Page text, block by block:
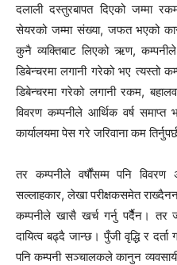
दलाली दस्तुरबापत दिएको जम्मा
सेयरको जम्मा संख्या, जफत भएको
कुनै व्यक्तिबाट लिएको ऋण,
डिबेन्चरमा लगानी गरेको भए त्यस्तो
डिबेन्चरमा गरेको लगानी रकम,
विवरण कम्पनीले आर्थिक वर्ष समाप्त
कार्यालयमा पेस गरे जरिवाना कम
तर कम्पनीले वर्षौंसम्म पनि विवरण
सल्लाहकार, लेखा परीक्षकसमेत
कम्पनीले खासै खर्च गर्नु पर्दैैन।
दायित्व बढ्दै जान्छ। पुँजी वृद्धि र
पनि कम्पनी सञ्चालकले कानुन